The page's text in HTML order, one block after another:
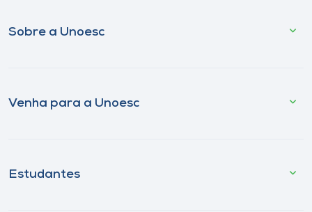
Sobre a Unoesc
Venha para a Unoesc
Estudantes